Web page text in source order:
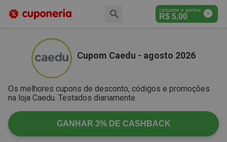
cadastre e ganhe
R$ 5,00
Cupom Caedu - agosto 2026
Os melhores cupons de desconto, códigos e promoções
na loja Caedu. Testados diariamente.
GANHAR 3%DE CASHBACK